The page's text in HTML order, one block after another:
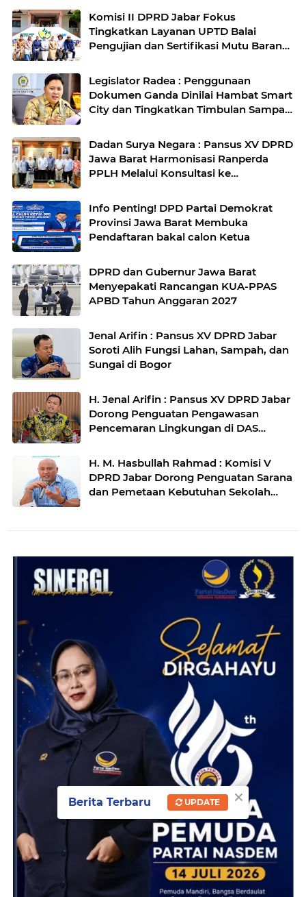
Komisi II DPRD Jabar Fokus
Tingkatkan Layanan UPTD Balai
Pengujian dan Sertifikasi Mutu Barang
Legislator Radea : Penggunaan
Dokumen Ganda Dinilai Hambat Smart
City dan Tingkatkan Timbulan Sampah
Dadan Surya Negara : Pansus XV DPRD
Jawa Barat Harmonisasi Ranperda
PPLH Melalui Konsultasi ke
Info Penting! DPD Partai Demokrat
Provinsi Jawa Barat Membuka
Pendaftaran bakal calon Ketua
DPRD dan Gubernur Jawa Barat
Menyepakati Rancangan KUA-PPAS
APBD Tahun Anggaran 2027
Jenal Arifin : Pansus XV DPRD Jabar
Soroti Alih Fungsi Lahan, Sampah, dan
Sungai di Bogor
H. Jenal Arifin : Pansus XV DPRD Jabar
Dorong Penguatan Pengawasan
Pencemaran Lingkungan di DAS
H. M. Hasbullah Rahmad : Komisi V
DPRD Jabar Dorong Penguatan Sarana
dan Pemetaan Kebutuhan Sekolah
×
Berita Terbaru UPDATE